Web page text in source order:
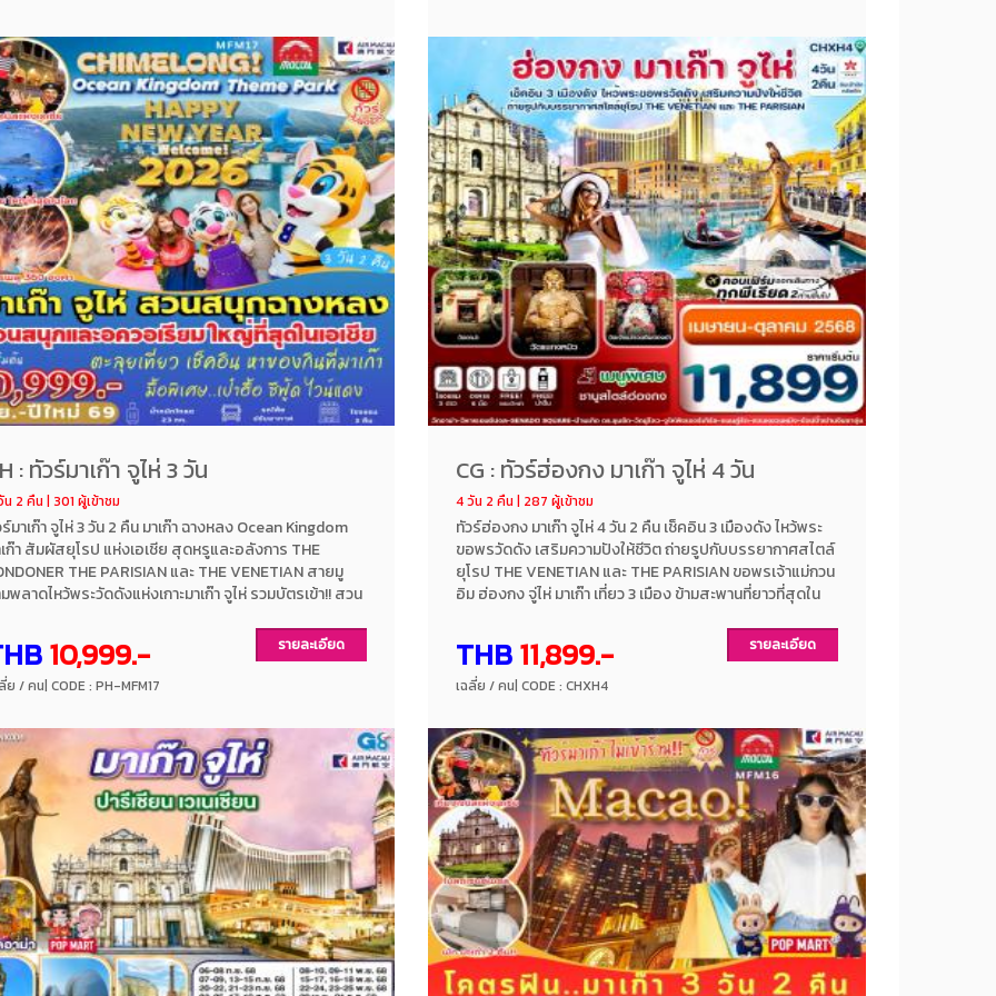
: ทัวร์มาเก๊า จูไห่ 3 วัน
2 คืน | 301 ผู้เข้าชม
มาเก๊า จูไห่ 3 วัน 2 คืน มาเก๊า ฉางหลง Ocean Kingdom
ก๊า สัมผัสยุโรป แห่งเอเชีย สุดหรูและอลังการ THE
THE PARISIAN และ THE VENETIAN สายมู
พลาดไหว้พระวัดดังแห่งเกาะมาเก๊า จูไห่ รวมบัตรเข้า!! สวน
อลังการพลุ แบบ 360 องศา จัดเต็ม!! โดรน แสง สี เสียง
พิเศษ!! เป๋าฮื้อซีฟู๊ด ไวน์แดง พักโรงแรมระดับ 4 ดาว ทัวร์
งร้าน โดยสายการบินแอร์ มาเก๊า AIR MACAU
10,999.-
ย / คน| CODE : PH-MFM17
รายละเอียด
CG : ทัวร์ฮ่องกง มาเก๊า จูไห่ 4 วัน
4 วัน 2 คืน | 287 ผู้เข้าชม
ทัวร์ฮ่องกง มาเก๊า จูไห่ 4 วัน 2 คืน เช็คอิน 3 เมืองดัง ไหว้พระ
ขอพรวัดดัง เสริมความปังให้ชีวิต ถ่ายรูปกับบรรยากาศสไตล์
ยุโรป THE VENETIAN และ THE PARISIAN ขอพรเจ้าแม่กวน
อิม ฮ่องกง จู่ไห่ มาเก๊า เที่ยว 3 เมือง ข้ามสะพานที่ยาวที่สุดใน
เชี่ยน ที่สุดของความปัง ความสำเร็จ ไหว้พระขอพรที่วัดแชกง
หมิว วัดอาม่า ช้อปปิ้งสินค้า ย่านจิมซาจุ่ย เมนูพิเศษ!! ชาบูสไตล์
ฮ่องกง พักโรงแรมระดับ 3 ดาว แถมถุงผ้าท่านละ 1 ใบ โดยสาย
THB11,899.-
เฉลี่ย / คน| CODE : CHXH4
รายละเอียด